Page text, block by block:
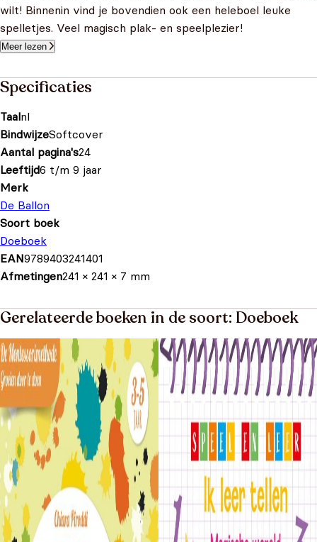
wilt! Binnenin vind je bovendien ook een heleboel leuke
spelletjes. Veel magisch plak- en speelplezier!
Meer lezen
Specificaties
Taalnl
BindwijzeSoftcover
Aantal pagina's24
Leeftijd6 t/m 9 jaar
Merk
De Ballon
Soort boek
Doeboek
EAN9789403241401
Afmetingen241 × 241 × 7 mm
Gerelateerde boeken in de soort: Doeboek